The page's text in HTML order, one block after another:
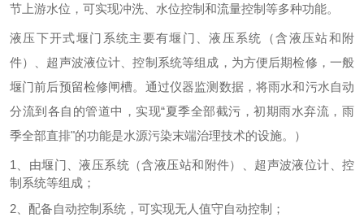
节上游水位，可实现冲洗、水位控制和流量控制等多种功能。
液压下开式堰门系统主要有堰门、液压系统（含液压站和附
件）、超声波液位计、控制系统等组成，为方便后期检修，一般
堰门前后预留检修闸槽。通过仪器监测数据，将雨水和污水自动
分流到各自的管道中，实现“夏季全部截污，初期雨水弃流，雨
季全部直排"的功能是水源污染末端治理技术的设施。）
1、由堰门、液压系统（含液压站和附件）、超声波液位计、控
制系统等组成；
2、配备自动控制系统，可实现无人值守自动控制；